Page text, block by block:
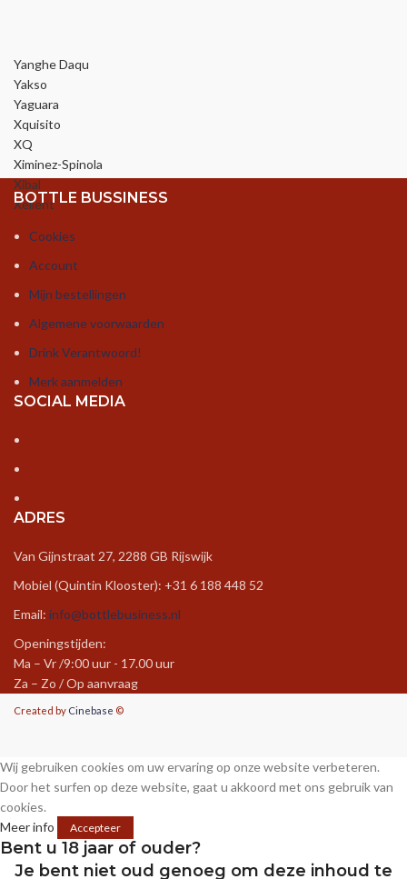
Yanghe Daqu
Yakso
Yaguara
Xquisito
XQ
Ximinez-Spinola
Xibal
Xellent
BOTTLE BUSSINESS
Cookies
Account
Mijn bestellingen
Algemene voorwaarden
Drink Verantwoord!
Merk aanmelden
SOCIAL MEDIA
ADRES
Van Gijnstraat 27, 2288 GB Rijswijk
Mobiel (Quintin Klooster): +31 6 188 448 52
Email: info@bottlebusiness.nl
Openingstijden:
Ma – Vr /9:00 uur - 17.00 uur
Za – Zo / Op aanvraag
Created by Cinebase ©
Wij gebruiken cookies om uw ervaring op onze website verbeteren.
Door het surfen op deze website, gaat u akkoord met ons gebruik van
cookies.
Meer info
Accepteer
Bent u 18 jaar of ouder?
Je bent niet oud genoeg om deze inhoud te